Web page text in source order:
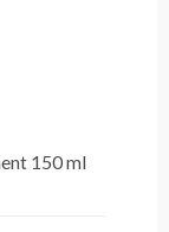
150 ml